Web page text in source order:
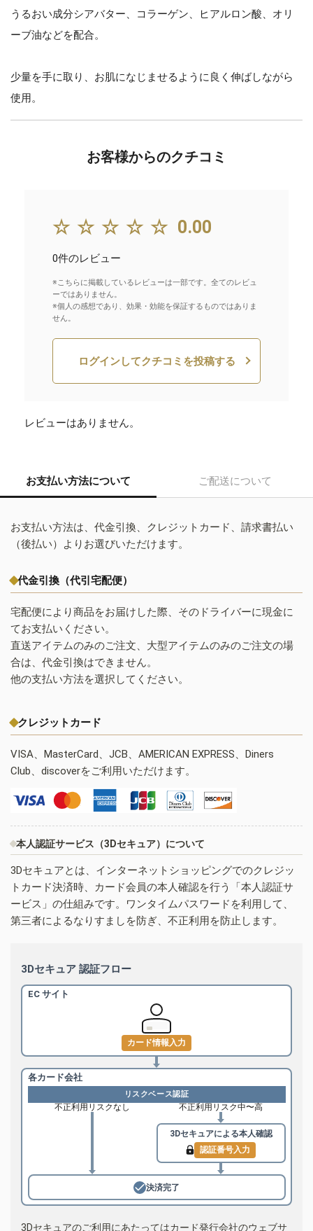
うるおい成分シアバター、コラーゲン、ヒアルロン酸、オリ
ーブ油などを配合。
少量を手に取り、お肌になじませるように良く伸ばしながら
使用。
お客様からのクチコミ
☆☆☆☆☆ 0.00
0件のレビュー
※こちらに掲載しているレビューは一部です。全てのレビュ
ーではありません。
※個人の感想であり、効果・効能を保証するものではありま
せん。
ログインしてクチコミを投稿する
レビューはありません。
お支払い方法について ご配送について
お支払い方法は、代金引換、クレジットカード、請求書払い
（後払い）よりお選びいただけます。
代金引換（代引宅配便）
宅配便により商品をお届けした際、そのドライバーに現金に
てお支払いください。
直送アイテムのみのご注文、大型アイテムのみのご注文の場
合は、代金引換はできません。
他の支払い方法を選択してください。
クレジットカード
VISA、MasterCard、JCB、AMERICAN EXPRESS、Diners
Club、discoverをご利用いただけます。
本人認証サービス（3Dセキュア）について
3Dセキュアとは、インターネットショッピングでのクレジッ
トカード決済時、カード会員の本人確認を行う「本人認証サ
ービス」の仕組みです。ワンタイムパスワードを利用して、
第三者によるなりすましを防ぎ、不正利用を防止します。
3Dセキュア 認証フロー
EC サイト
カード情報入力
各カード会社
リスクベース認証
不正利用リスクなし 不正利用リスク中〜高
3Dセキュアによる本人確認
認証番号入力
決済完了
3Dセキュアのご利用にあたってはカード発行会社のウェブサ